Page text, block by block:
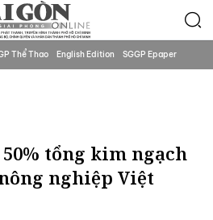
Thể Thao English Edition SGGP Epaper
tổng kim ngạch
nghiệp Việt